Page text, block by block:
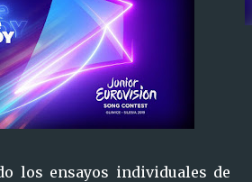
los ensayos individuales de